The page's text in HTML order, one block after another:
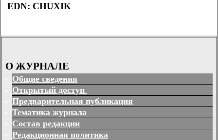
EDN: CHUXIK
О ЖУРНАЛЕ
Общие сведения
Открытый доступ
Предварительная публикация
Тематика журнала
Состав редакции
Редакционная политика